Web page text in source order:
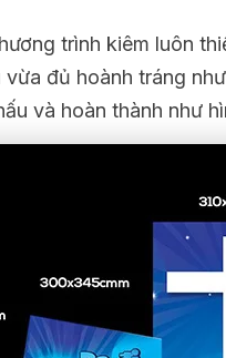
trình kiêm luôn
đủ hoành tráng
và hoàn thành như